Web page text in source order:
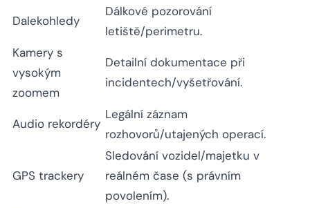
Dalekohledy
Dálkové pozorování
letiště/perimetru.
Kamery s
vysokým
zoomem
Detailní dokumentace při
incidentech/vyšetřování.
Audio rekordéry
Legální záznam
rozhovorů/utajených operací.
GPS trackery
Sledování vozidel/majetku v
reálném čase (s právním
povolením).